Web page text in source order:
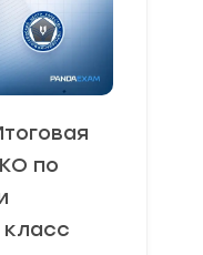
по
класс